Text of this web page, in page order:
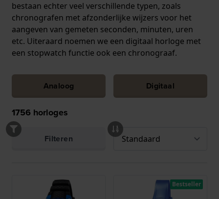
bestaan echter veel verschillende typen, zoals
chronografen met afzonderlijke wijzers voor het
aangeven van gemeten seconden, minuten, uren
etc. Uiteraard noemen we een digitaal horloge met
een stopwatch functie ook een chronograaf.
Analoog Digitaal
1756 horloges
Filteren
Bestseller